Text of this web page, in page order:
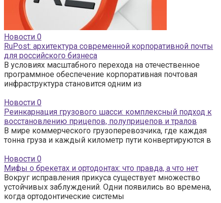
Новости 0
RuPost: архитектура современной корпоративной почты
для российского бизнеса
В условиях масштабного перехода на отечественное
программное обеспечение корпоративная почтовая
инфраструктура становится одним из
Новости 0
Реинкарнация грузового шасси: комплексный подход к
восстановлению прицепов, полуприцепов и тралов
В мире коммерческого грузоперевозчика, где каждая
тонна груза и каждый километр пути конвертируются в
Новости 0
Мифы о брекетах и ортодонтах: что правда, а что нет
Вокруг исправления прикуса существует множество
устойчивых заблуждений. Одни появились во времена,
когда ортодонтические системы